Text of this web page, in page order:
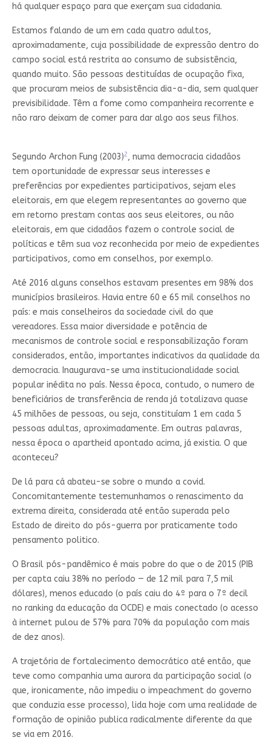
há qualquer espaço para que exerçam sua cidadania.
Estamos falando de um em cada quatro adultos,
aproximadamente, cuja possibilidade de expressão dentro do
campo social está restrita ao consumo de subsistência,
quando muito. São pessoas destituídas de ocupação fixa,
que procuram meios de subsistência dia-a-dia, sem qualquer
previsibilidade. Têm a fome como companheira recorrente e
não raro deixam de comer para dar algo aos seus filhos.
Segundo Archon Fung (2003)2, numa democracia cidadãos
tem oportunidade de expressar seus interesses e
preferências por expedientes participativos, sejam eles
eleitorais, em que elegem representantes ao governo que
em retorno prestam contas aos seus eleitores, ou não
eleitorais, em que cidadãos fazem o controle social de
políticas e têm sua voz reconhecida por meio de expedientes
participativos, como em conselhos, por exemplo.
Até 2016 alguns conselhos estavam presentes em 98% dos
municípios brasileiros. Havia entre 60 e 65 mil conselhos no
país: e mais conselheiros da sociedade civil do que
vereadores. Essa maior diversidade e potência de
mecanismos de controle social e responsabilização foram
considerados, então, importantes indicativos da qualidade da
democracia. Inaugurava-se uma institucionalidade social
popular inédita no país. Nessa época, contudo, o numero de
beneficiários de transferência de renda já totalizava quase
45 milhões de pessoas, ou seja, constituíam 1 em cada 5
pessoas adultas, aproximadamente. Em outras palavras,
nessa época o apartheid apontado acima, já existia. O que
aconteceu?
De lá para cá abateu-se sobre o mundo a covid.
Concomitantemente testemunhamos o renascimento da
extrema direita, considerada até então superada pelo
Estado de direito do pós-guerra por praticamente todo
pensamento politico.
O Brasil pós-pandêmico é mais pobre do que o de 2015 (PIB
per capta caiu 38% no período — de 12 mil para 7,5 mil
dólares), menos educado (o país caiu do 4º para o 7º decil
no ranking da educação da OCDE) e mais conectado (o acesso
à internet pulou de 57% para 70% da população com mais
de dez anos).
A trajetória de fortalecimento democrático até então, que
teve como companhia uma aurora da participação social (o
que, ironicamente, não impediu o impeachment do governo
que conduzia esse processo), lida hoje com uma realidade de
formação de opinião publica radicalmente diferente da que
se via em 2016.